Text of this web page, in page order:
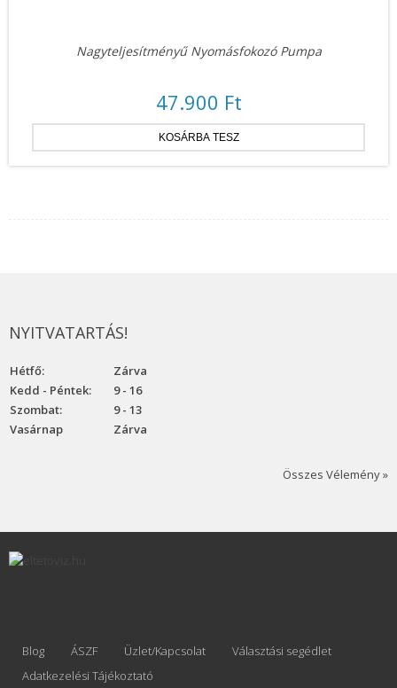
Nagyteljesítményű Nyomásfokozó Pumpa
47.900 Ft
NYITVATARTÁS!
Hétfő:
Zárva
Kedd - Péntek:
9 - 16
Szombat:
9 - 13
Vasárnap
Zárva
Összes Vélemény »
Blog ÁSZF Üzlet/Kapcsolat
Választási segédlet
Adatkezelési Tájékoztató